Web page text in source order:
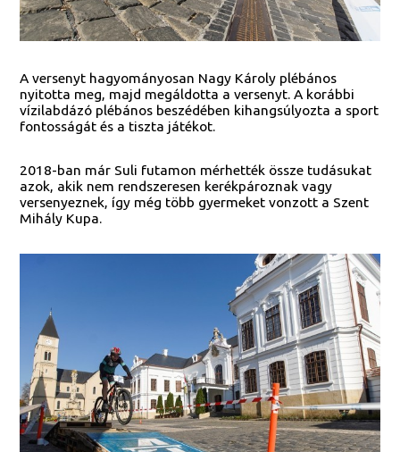
A versenyt hagyományosan Nagy Károly plébános
nyitotta meg, majd megáldotta a versenyt. A korábbi
vízilabdázó plébános beszédében kihangsúlyozta a sport
fontosságát és a tiszta játékot.
2018-ban már Suli futamon mérhették össze tudásukat
azok, akik nem rendszeresen kerékpároznak vagy
versenyeznek, így még több gyermeket vonzott a Szent
Mihály Kupa.